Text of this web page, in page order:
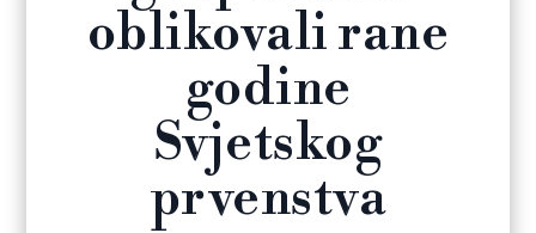
oblikovali rane
godine
Svjetskog
prvenstva